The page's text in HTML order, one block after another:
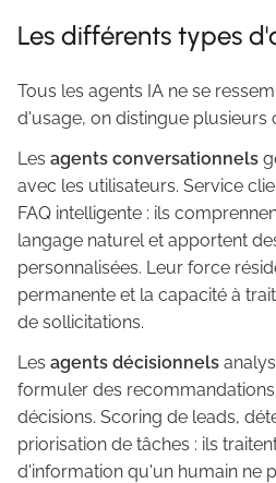
Les différents types
Tous les agents IA ne se
d'usage, on distingue plusieurs
Les agents conversationnels
avec les utilisateurs. Service
FAQ intelligente : ils
langage naturel et apportent
personnalisées. Leur force
permanente et la capacité à
de sollicitations.
Les agents décisionnels
formuler des
décisions. Scoring de leads,
priorisation de tâches : ils
d'information qu'un humain ne